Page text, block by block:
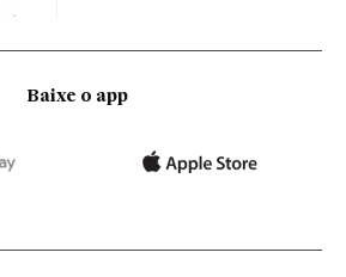
Baixe o app